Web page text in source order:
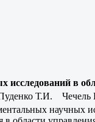
в
Т.И.
научных